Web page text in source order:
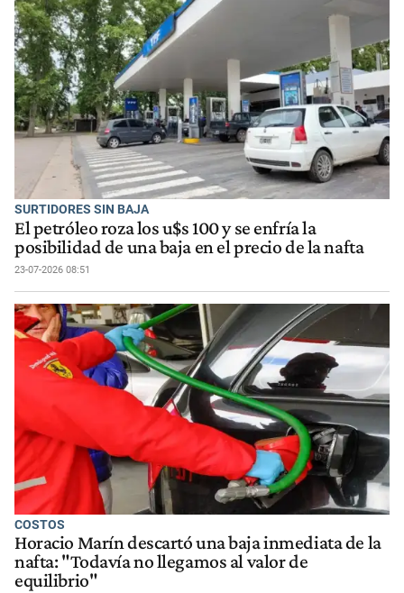
SURTIDORES SIN BAJA
El petróleo roza los u$s 100 y se enfría la
posibilidad de una baja en el precio de la nafta
23-07-2026 08:51
COSTOS
Horacio Marín descartó una baja inmediata de la
nafta: "Todavía no llegamos al valor de
equilibrio"